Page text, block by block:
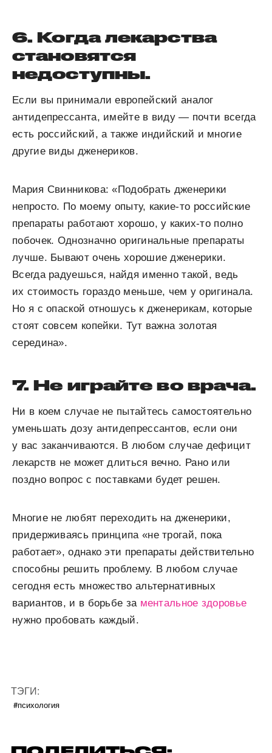
6. Когда лекарства
становятся
недоступны.
Если вы принимали европейский аналог
антидепрессанта, имейте в виду — почти всегда
есть российский, а также индийский и многие
другие виды дженериков.
Мария Свинникова: «Подобрать дженерики
непросто. По моему опыту, какие-то российские
препараты работают хорошо, у каких-то полно
побочек. Однозначно оригинальные препараты
лучше. Бывают очень хорошие дженерики.
Всегда радуешься, найдя именно такой, ведь
их стоимость гораздо меньше, чем у оригинала.
Но я с опаской отношусь к дженерикам, которые
стоят совсем копейки. Тут важна золотая
середина».
7. Не играйте во врача.
Ни в коем случае не пытайтесь самостоятельно
уменьшать дозу антидепрессантов, если они
у вас заканчиваются. В любом случае дефицит
лекарств не может длиться вечно. Рано или
поздно вопрос с поставками будет решен.
Многие не любят переходить на дженерики,
придерживаясь принципа «не трогай, пока
работает», однако эти препараты действительно
способны решить проблему. В любом случае
сегодня есть множество альтернативных
вариантов, и в борьбе за ментальное здоровье
нужно пробовать каждый.
ТЭГИ:
#психология